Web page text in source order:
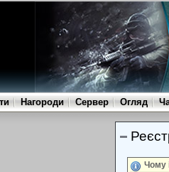
Нагороди Сервер Огляд
Чому